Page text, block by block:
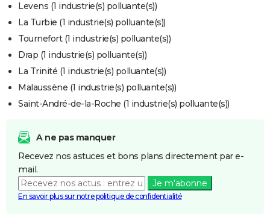
FORUM
Bricolage
Lifestyle
Culture
Sport
Auto
Television
Voyage
Cinema
Levens (1 industrie(s) polluante(s))
La Turbie (1 industrie(s) polluante(s))
Tournefort (1 industrie(s) polluante(s))
Drap (1 industrie(s) polluante(s))
La Trinité (1 industrie(s) polluante(s))
Malaussène (1 industrie(s) polluante(s))
Saint-André-de-la-Roche (1 industrie(s) polluante(s))
A ne pas manquer
Recevez nos astuces et bons plans directement par e-
mail.
Je m'abonne
En savoir plus sur notre politique de confidentialité